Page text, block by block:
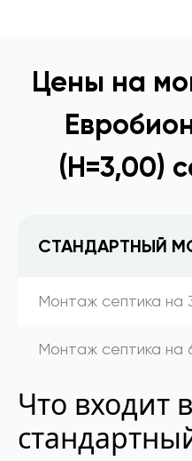
Цены на
(Н=3,00)
СТАНДАРТНЫЙ
Монтаж септика на
Монтаж септика на
Что входит в